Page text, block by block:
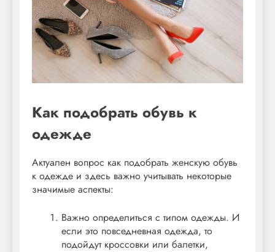
Как подобрать обувь к
одежде
Актуален вопрос как подобрать женскую обувь
к одежде и здесь важно учитывать некоторые
значимые аспекты:
Важно определиться с типом одежды. И
если это повседневная одежда, то
подойдут кроссовки или балетки,